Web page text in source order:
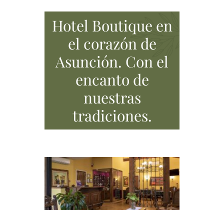
Hotel Boutique en
el corazón de
Asunción. Con el
encanto de
nuestras
tradiciones.